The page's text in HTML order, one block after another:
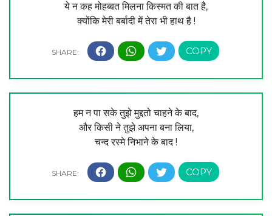
ये न कह मोहब्बत मिलना किस्मत की बात है,
क्योंकि मेरी बर्बादी में तेरा भी हाथ है !
हम न पा सके तुझे मुद्दतो चाहने के बाद,
और किसी ने तुझे अपना बना लिया,
चन्द रस्मे निभाने के बाद !